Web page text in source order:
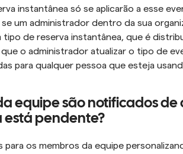
instantânea só se aplicarão a esse
um administrador dentro da sua
de reserva instantânea, que é
que o administrador atualizar o tipo de
para qualquer pessoa que esteja
equipe são notificados de
está pendente?
os membros da equipe